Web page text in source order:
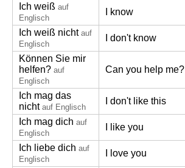
Ich weiß auf
Englisch
I know
Ich weiß nicht auf
Englisch
I don't know
Können Sie mir
helfen? auf
Englisch
Can you help me?
Ich mag das
nicht auf Englisch
I don't like this
Ich mag dich auf
Englisch
I like you
Ich liebe dich auf
Englisch
I love you